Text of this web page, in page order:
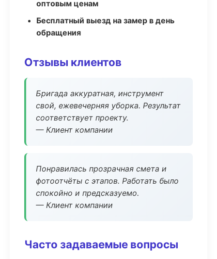
оптовым ценам
Бесплатный выезд на замер в день
обращения
Отзывы клиентов
Бригада аккуратная, инструмент
свой, ежевечерняя уборка. Результат
соответствует проекту.
— Клиент компании
Понравилась прозрачная смета и
фотоотчёты с этапов. Работать было
спокойно и предсказуемо.
— Клиент компании
Часто задаваемые вопросы